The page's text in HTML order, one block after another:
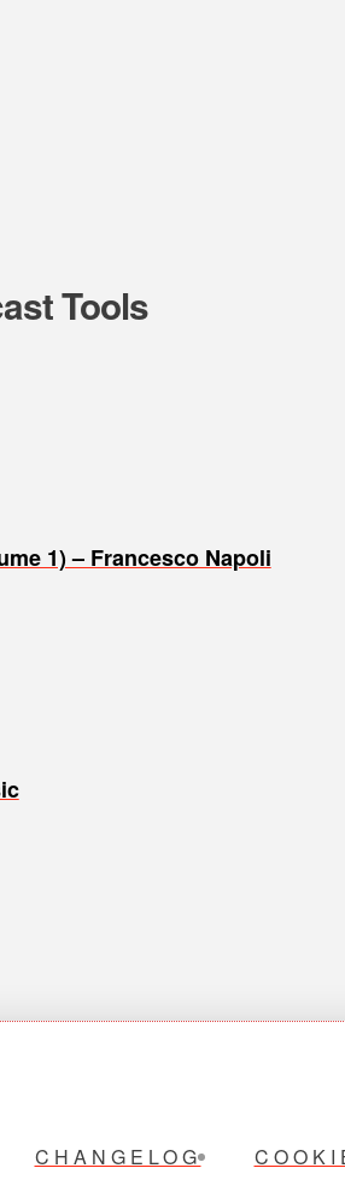
Tools
1) – Francesco Napoli
CHANGELOG